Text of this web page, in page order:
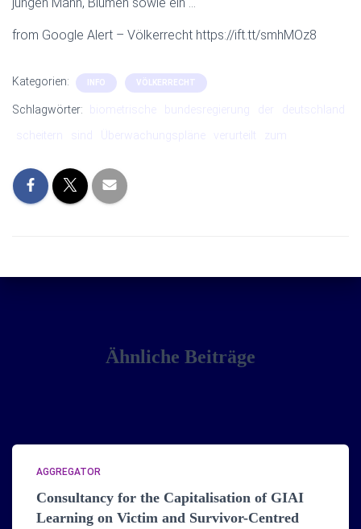
from Google Alert – Völkerrecht https://ift.tt/smhMOz8
Kategorien: INFO VÖLKERRECHT
Schlagwörter: biometrische bundesregierung
deutschland
scheitern
Überwachungspläne verurteilt zum
Ähnliche Beiträge
AGGREGATOR
Consultancy for the Capitalisation of GIAI
Learning on Victim and Survivor-Centred